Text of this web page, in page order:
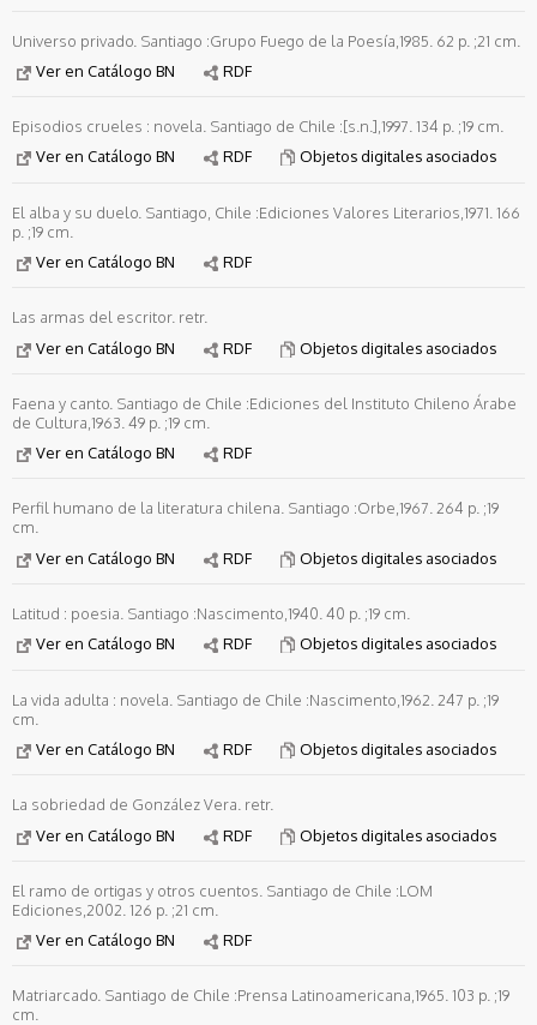
Universo privado. Santiago :Grupo Fuego de la Poesía,1985. 62 p. ;21 cm.
Ver en Catálogo BN
RDF
Episodios crueles : novela. Santiago de Chile :[s.n.],1997. 134 p. ;19 cm.
Ver en Catálogo BN
RDF Objetos digitales asociados
El alba y su duelo. Santiago, Chile :Ediciones Valores Literarios,1971. 166
p. ;19 cm.
Ver en Catálogo BN
RDF
Las armas del escritor. retr.
Ver en Catálogo BN
RDF Objetos digitales asociados
Faena y canto. Santiago de Chile :Ediciones del Instituto Chileno Árabe
de Cultura,1963. 49 p. ;19 cm.
Ver en Catálogo BN
RDF
Perfil humano de la literatura chilena. Santiago :Orbe,1967. 264 p. ;19
cm.
Ver en Catálogo BN
RDF Objetos digitales asociados
Latitud : poesia. Santiago :Nascimento,1940. 40 p. ;19 cm.
Ver en Catálogo BN
RDF Objetos digitales asociados
La vida adulta : novela. Santiago de Chile :Nascimento,1962. 247 p. ;19
cm.
Ver en Catálogo BN
RDF Objetos digitales asociados
La sobriedad de González Vera. retr.
Ver en Catálogo BN
RDF Objetos digitales asociados
El ramo de ortigas y otros cuentos. Santiago de Chile :LOM
Ediciones,2002. 126 p. ;21 cm.
Ver en Catálogo BN
RDF
Matriarcado. Santiago de Chile :Prensa Latinoamericana,1965. 103 p. ;19
cm.